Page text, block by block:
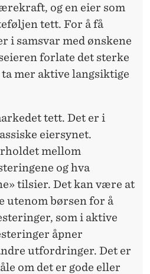
og en eier som
tett. For å få
i samsvar med ønskene
forlate det sterke
mer aktive langsiktige
tett. Det er i
eiersynet.
mellom
og hva
tilsier. Det kan være at
utenom børsen for å
som i aktive
åpner
utfordringer. Det er
om det er gode eller